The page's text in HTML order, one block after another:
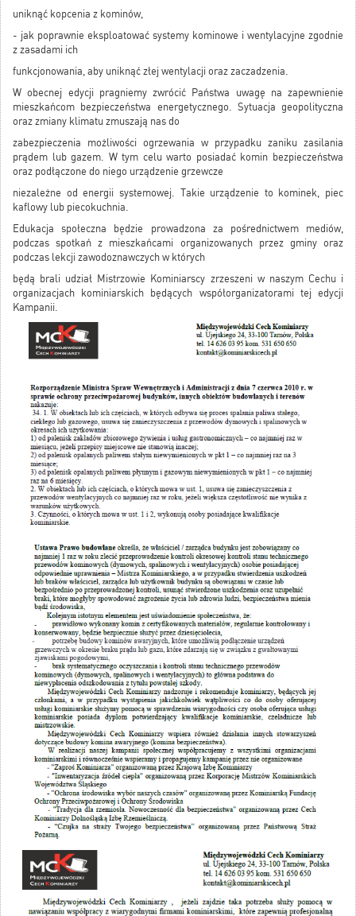
uniknąć kopcenia z kominów,
- jak poprawnie eksploatować systemy kominowe i wentylacyjne zgodnie
z zasadami ich
funkcjonowania, aby uniknąć złej wentylacji oraz zaczadzenia.
W obecnej edycji pragniemy zwrócić Państwa uwagę na zapewnienie
mieszkańcom bezpieczeństwa energetycznego. Sytuacja geopolityczna
oraz zmiany klimatu zmuszają nas do
zabezpieczenia możliwości ogrzewania w przypadku zaniku zasilania
prądem lub gazem. W tym celu warto posiadać komin bezpieczeństwa
oraz podłączone do niego urządzenie grzewcze
niezależne od energii systemowej. Takie urządzenie to kominek, piec
kaflowy lub piecokuchnia.
Edukacja społeczna będzie prowadzona za pośrednictwem mediów,
podczas spotkań z mieszkańcami organizowanych przez gminy oraz
podczas lekcji zawodoznawczych w których
będą brali udział Mistrzowie Kominiarscy zrzeszeni w naszym Cechu i
organizacjach kominiarskich będących współorganizatorami tej edycji
Kampanii.